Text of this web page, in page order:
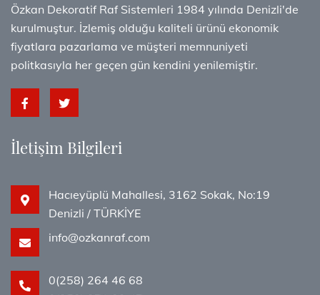
Özkan Dekoratif Raf Sistemleri 1984 yılında Denizli'de
kurulmuştur. İzlemiş olduğu kaliteli ürünü ekonomik
fiyatlara pazarlama ve müşteri memnuniyeti
politkasıyla her geçen gün kendini yenilemiştir.
İletişim Bilgileri
Hacıeyüplü Mahallesi, 3162 Sokak, No:19
Denizli / TÜRKİYE
info@ozkanraf.com
0(258) 264 46 68